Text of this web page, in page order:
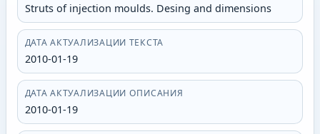
Struts of injection moulds. Desing and dimensions
ДАТА АКТУАЛИЗАЦИИ ТЕКСТА
2010-01-19
ДАТА АКТУАЛИЗАЦИИ ОПИСАНИЯ
2010-01-19